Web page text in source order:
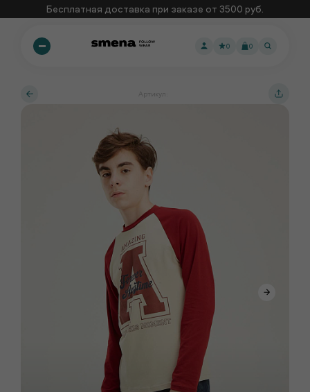
Бесплатная доставка при заказе от 3500 руб.
0
0
Артикул: